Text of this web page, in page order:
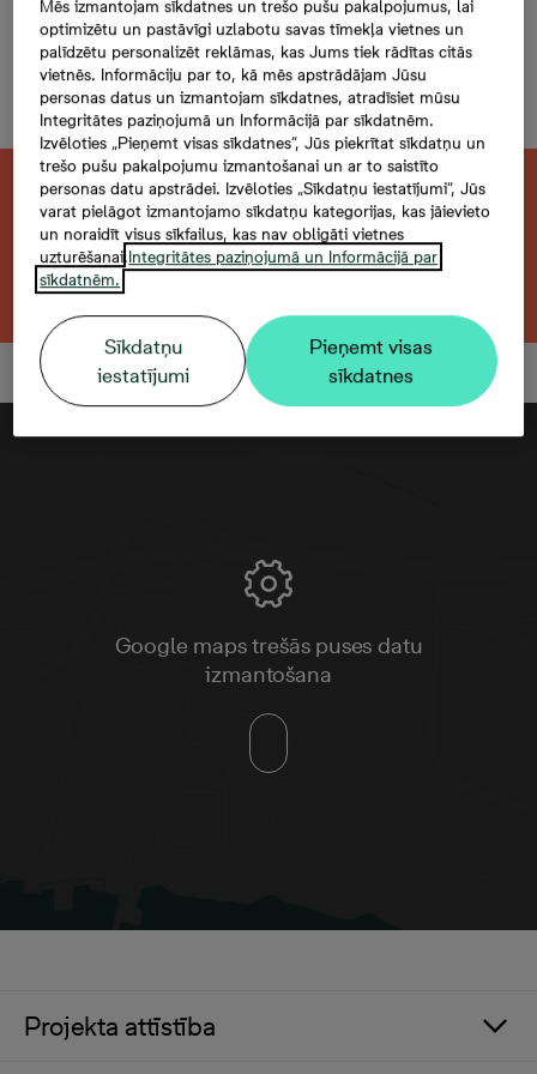
Mazā Stacijas 5-02, 2,
4 -istabu dzīvoklis,
Platība 77,8 m²
Šis dzīvoklis ir pārdots. Vēlaties atrast kaut
ko līdzīgu?
Meklēt citu dzīvokli
Google maps trešās puses datu
izmantošana
Projekta attīstība
Mēs izmantojam sīkdatnes un trešo pušu pakalpojumus, lai
optimizētu un pastāvīgi uzlabotu savas tīmekļa vietnes un
palīdzētu personalizēt reklāmas, kas Jums tiek rādītas citās
vietnēs. Informāciju par to, kā mēs apstrādājam Jūsu
personas datus un izmantojam sīkdatnes, atradīsiet mūsu
Integritātes paziņojumā un Informācijā par sīkdatnēm.
Izvēloties „Pieņemt visas sīkdatnes”, Jūs piekrītat sīkdatņu un
trešo pušu pakalpojumu izmantošanai un ar to saistīto
personas datu apstrādei. Izvēloties „Sīkdatņu iestatījumi”, Jūs
varat pielāgot izmantojamo sīkdatņu kategorijas, kas jāievieto
un noraidīt visus sīkfailus, kas nav obligāti vietnes
uzturēšanai.Integritātes paziņojumā un Informācijā par
sīkdatnēm.
Sīkdatņu
iestatījumi
Pieņemt visas
sīkdatnes